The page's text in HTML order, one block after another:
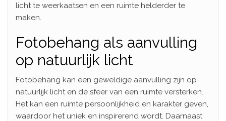
licht te weerkaatsen en een ruimte helderder te
maken.
Fotobehang als aanvulling
op natuurlijk licht
Fotobehang kan een geweldige aanvulling zijn op
natuurlijk licht en de sfeer van een ruimte versterken.
Het kan een ruimte persoonlijkheid en karakter geven,
waardoor het uniek en inspirerend wordt. Daarnaast